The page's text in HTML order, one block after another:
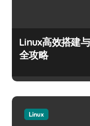
Linux高效搭建
全攻略
Linux